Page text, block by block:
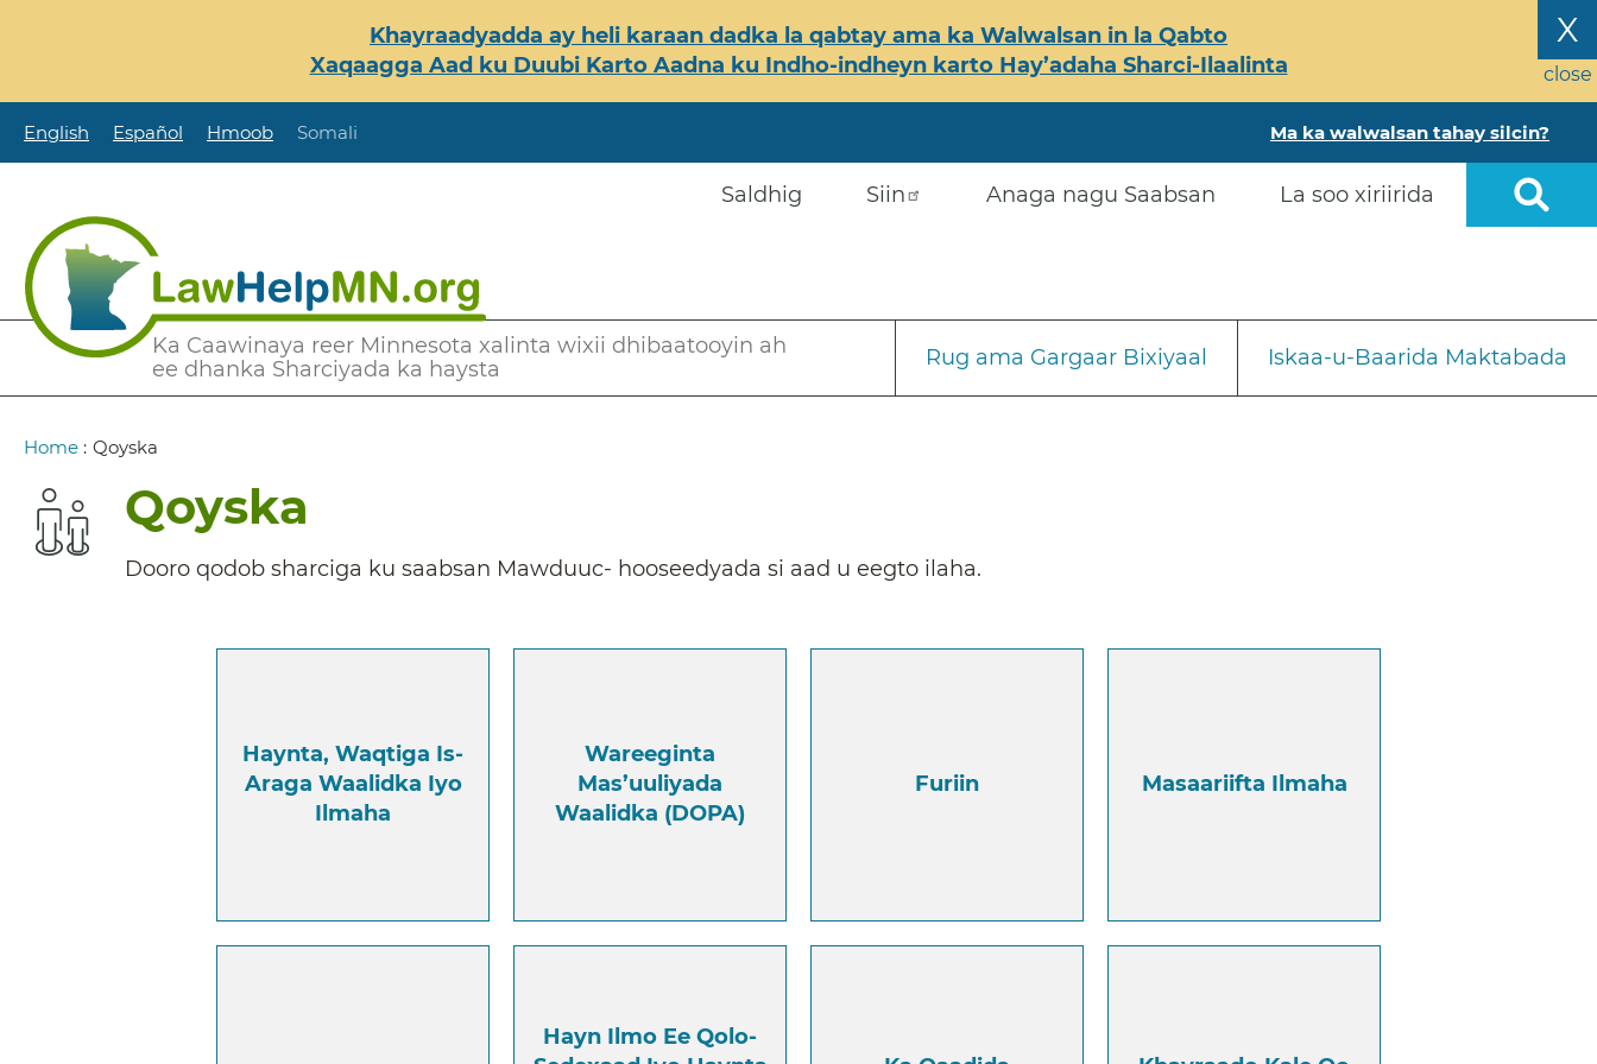
content
X
close
Khayraadyadda ay heli karaan dadka la qabtay ama ka Walwalsan in la Qabto
Xaqaagga Aad ku Duubi Karto Aadna ku Indho-indheyn karto Hay’adaha Sharci-Ilaalinta
English Español Hmoob Somali Ma ka walwalsan tahay silcin?
Ka Caawinaya reer Minnesota xalinta wixii dhibaatooyin ah
ee dhanka Sharciyada ka haysta
Saldhig Siin Anaga nagu Saabsan La soo xiriirida
Secondary
Rug ama Gargaar Bixiyaal Iskaa-u-Baarida Maktabada
Breadcrumb
Home : Qoyska
Qoyska
Dooro qodob sharciga ku saabsan Mawduuc- hooseedyada si aad u eegto ilaha.
Haynta, Waqtiga Is-
Araga Waalidka Iyo
Ilmaha
Wareeginta
Mas’uuliyada
Waalidka (DOPA)
Furiin Masaariifta Ilmaha
Hayn Ilmo Ee Qolo-